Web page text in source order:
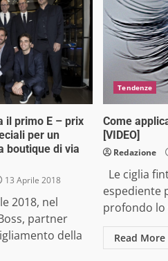
il primo E – prix
per un
boutique di via
13 Aprile 2018
2018, nel
partner
della
Tendenze
Come
[VIDEO]
Redazione
Le ciglia
espediente
profondo lo
Read More